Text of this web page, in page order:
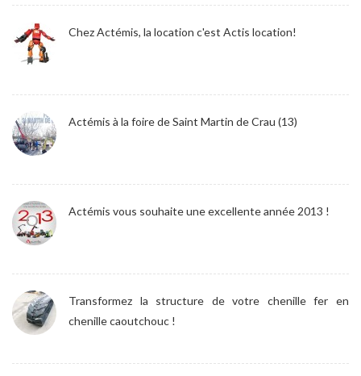
Chez Actémis, la location c'est Actis location!
Actémis à la foire de Saint Martin de Crau (13)
Actémis vous souhaite une excellente année 2013 !
Transformez la structure de votre chenille fer en
chenille caoutchouc !